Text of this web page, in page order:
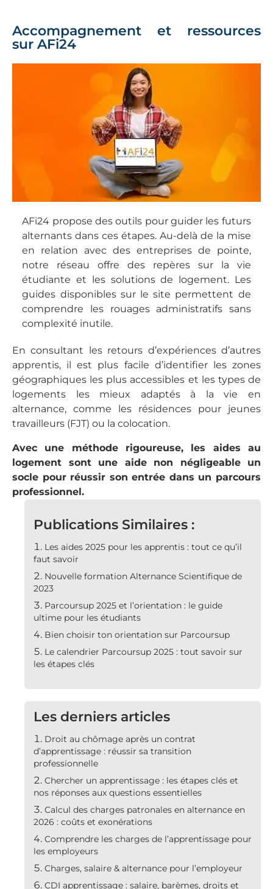
Accompagnement et ressources
sur AFi24
AFi24 propose des outils pour guider les futurs
alternants dans ces étapes. Au-delà de la mise
en relation avec des entreprises de pointe,
notre réseau offre des repères sur la vie
étudiante et les solutions de logement. Les
guides disponibles sur le site permettent de
comprendre les rouages administratifs sans
complexité inutile.
En consultant les retours d’expériences d’autres
apprentis, il est plus facile d’identifier les zones
géographiques les plus accessibles et les types de
logements les mieux adaptés à la vie en
alternance, comme les résidences pour jeunes
travailleurs (FJT) ou la colocation.
Avec une méthode rigoureuse, les aides au
logement sont une aide non négligeable un
socle pour réussir son entrée dans un parcours
professionnel.
Publications Similaires :
Les aides 2025 pour les apprentis : tout ce qu’il
faut savoir
Nouvelle formation Alternance Scientifique de
2023
Parcoursup 2025 et l’orientation : le guide
ultime pour les étudiants
Bien choisir ton orientation sur Parcoursup
Le calendrier Parcoursup 2025 : tout savoir sur
les étapes clés
Les derniers articles
Droit au chômage après un contrat
d’apprentissage : réussir sa transition
professionnelle
Chercher un apprentissage : les étapes clés et
nos réponses aux questions essentielles
Calcul des charges patronales en alternance en
2026 : coûts et exonérations
Comprendre les charges de l’apprentissage pour
les employeurs
Charges, salaire & alternance pour l’employeur
CDI apprentissage : salaire, barèmes, droits et